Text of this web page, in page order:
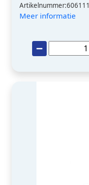
Artikelnummer:606111
Meer informatie